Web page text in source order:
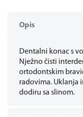
Opis
Dentalni konac s
Nježno čisti
ortodontskim
radovima. Uklanja
dodiru sa slinom.